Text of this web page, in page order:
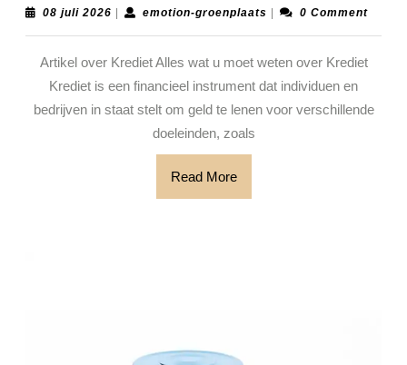
u
moet
weten
over
08 juli 2026 08
| emotion-groenplaatsemotion-
| 0 Comment
Artikel over Krediet Alles wat u moet weten over Krediet
Krediet is een financieel instrument dat individuen en
bedrijven in staat stelt om geld te lenen voor verschillende
doeleinden, zoals
Read MoreRead
More